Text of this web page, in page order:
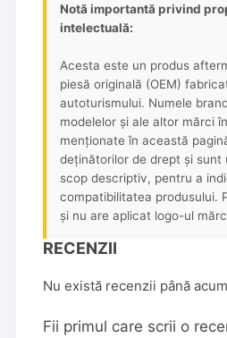
Notă importantă privind
intelectuală:
Acesta este un produs
piesă originală (OEM)
autoturismului. Numele
modelelor și ale altor mărci
menționate în această
deținătorilor de drept și sunt
scop descriptiv, pentru a
compatibilitatea produsului.
și nu are aplicat logo-ul
RECENZII
Nu există recenzii până
Fii primul care scrii o